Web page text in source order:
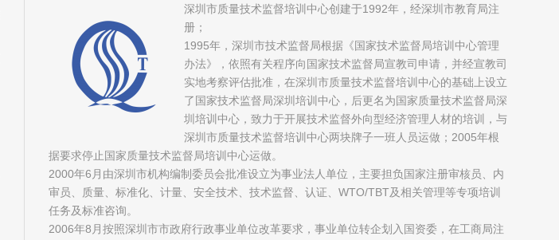
深圳市质量技术监督培训中心创建于1992年，经深圳市教育局注
册；
1995年，深圳市技术监督局根据《国家技术监督局培训中心管理
办法》，依照有关程序向国家技术监督局宣教司申请，并经宣教司
实地考察评估批准，在深圳市质量技术监督培训中心的基础上设立
了国家技术监督局深圳培训中心，后更名为国家质量技术监督局深
圳培训中心，致力于开展技术监督外向型经济管理人材的培训，与
深圳市质量技术监督培训中心两块牌子一班人员运做；2005年根
据要求停止国家质量技术监督局培训中心运做。
2000年6月由深圳市机构编制委员会批准设立为事业法人单位，主要担负国家注册审核员、内
审员、质量、标准化、计量、安全技术、技术监督、认证、WTO/TBT及相关管理等专项培训
任务及标准咨询。
2006年8月按照深圳市市政府行政事业单位改革要求，事业单位转企划入国资委，在工商局注